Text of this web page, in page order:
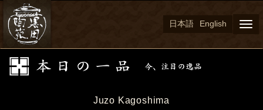
日本語 English
Juzo Kagoshima